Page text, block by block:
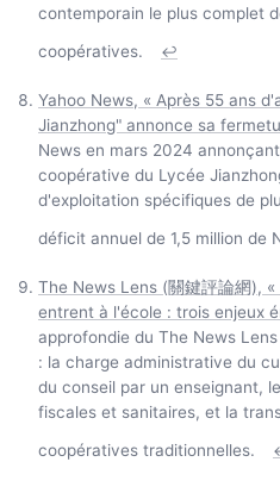
contemporain le plus complet
coopératives.
↩
Yahoo News, « Après 55 ans
Jianzhong" annonce sa
News en mars 2024
coopérative du Lycée
d'exploitation spécifiques de
déficit annuel de 1,5 million de
The News Lens (關鍵評論網),
entrent à l'école : trois enjeux
approfondie du The News
: la charge administrative du
du conseil par un enseignant,
fiscales et sanitaires, et la
coopératives traditionnelles.